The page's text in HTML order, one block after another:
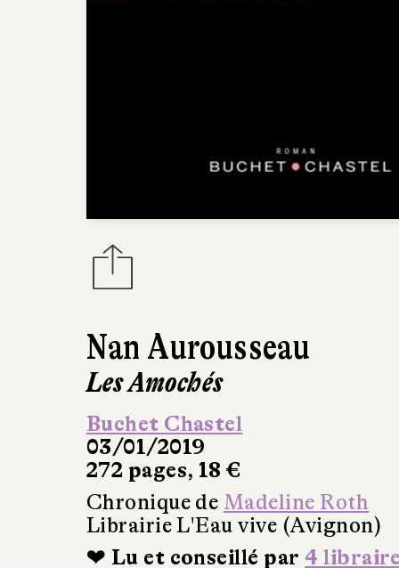
Nan Aurousseau
Les Amochés
Buchet Chastel
03/01/2019
272 pages, 18 €
Chronique de Madeline Roth
Librairie L'Eau vive (Avignon)
❤ Lu et conseillé par 4